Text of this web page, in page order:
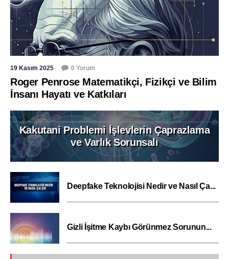
19 Kasım 2025 0 Yorum
Roger Penrose Matematikçi, Fizikçi ve Bilim
İnsanı Hayatı ve Katkıları
Kakutani Problemi İşlevlerin Çaprazlama
ve Varlık Sorunsalı
Deepfake Teknolojisi Nedir ve Nasıl Ça...
Gizli İşitme Kaybı Görünmez Sorunun...